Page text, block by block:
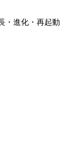
進化・再起